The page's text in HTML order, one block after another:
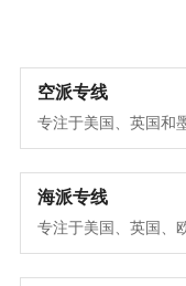
空派专线
专注于美国、英国和
海派专线
专注于美国、英国、